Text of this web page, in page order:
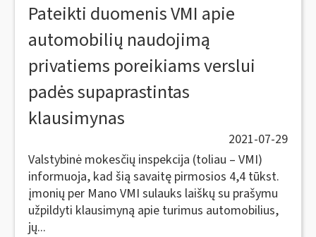
Pateikti duomenis VMI apie
automobilių naudojimą
privatiems poreikiams verslui
padės supaprastintas
klausimynas
2021-07-29
Valstybinė mokesčių inspekcija (toliau – VMI)
informuoja, kad šią savaitę pirmosios 4,4 tūkst.
įmonių per Mano VMI sulauks laiškų su prašymu
užpildyti klausimyną apie turimus automobilius,
jų...